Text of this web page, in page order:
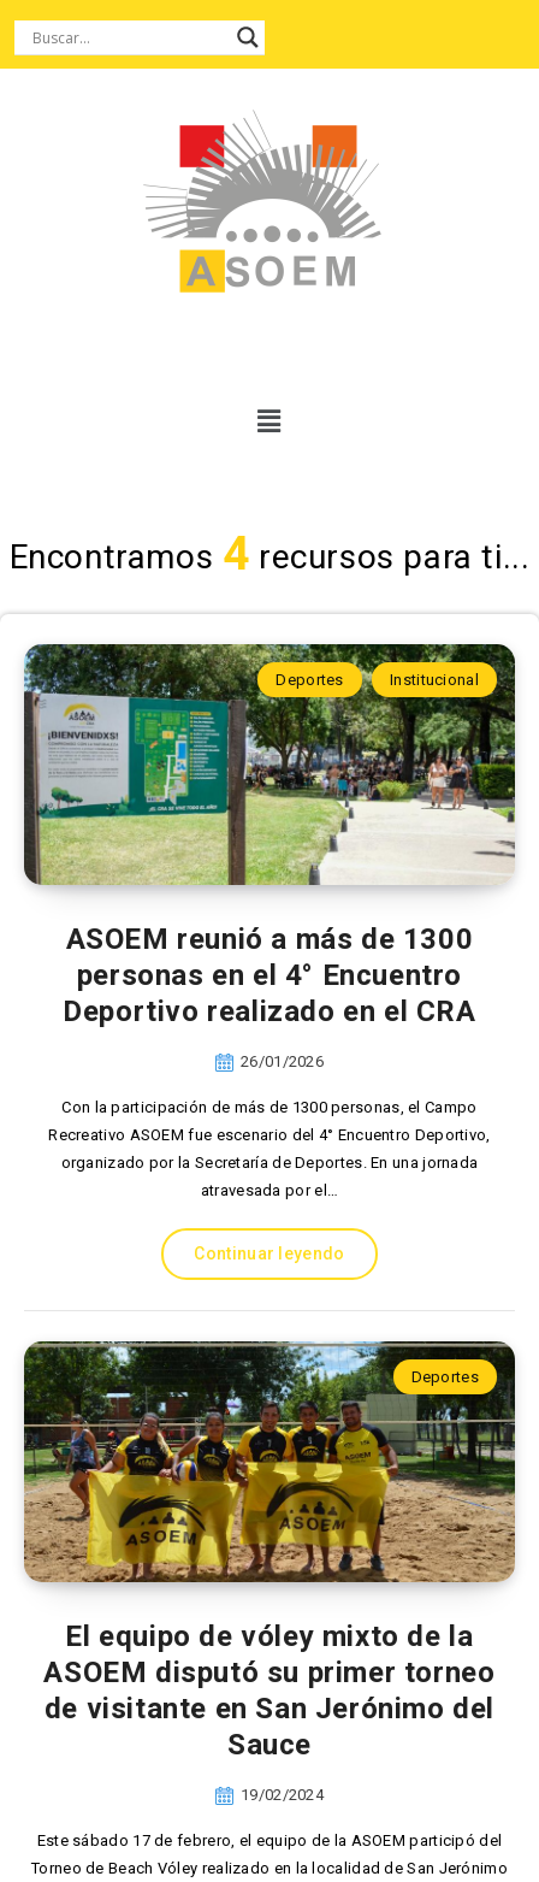
Encontramos 4 recursos para ti...
Deportes Institucional
ASOEM reunió a más de 1300
personas en el 4° Encuentro
Deportivo realizado en el CRA
26/01/2026
Con la participación de más de 1300 personas, el Campo
Recreativo ASOEM fue escenario del 4° Encuentro Deportivo,
organizado por la Secretaría de Deportes. En una jornada
atravesada por el…
Continuar leyendo
Deportes
El equipo de vóley mixto de la
ASOEM disputó su primer torneo
de visitante en San Jerónimo del
Sauce
19/02/2024
Este sábado 17 de febrero, el equipo de la ASOEM participó del
Torneo de Beach Vóley realizado en la localidad de San Jerónimo